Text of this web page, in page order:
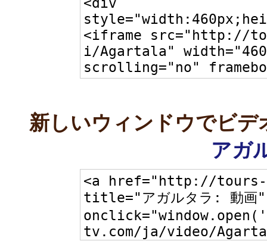
新しいウィンドウでビ
アガ